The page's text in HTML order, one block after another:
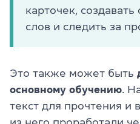
карточек,
слов и следить за
Это также может быть
основному обучению.
текст для прочтения и